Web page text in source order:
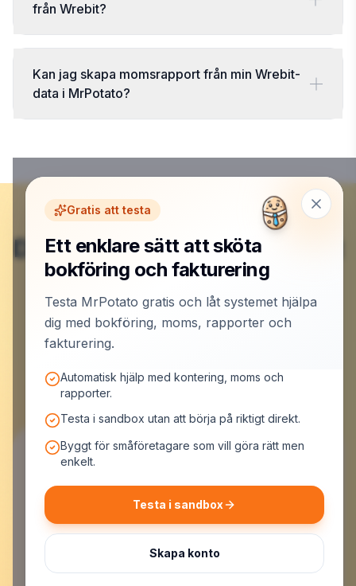
från Wrebit?
Kan jag skapa momsrapport från min Wrebit-
data i MrPotato?
Gratis att testa
Ett enklare sätt att sköta
bokföring och fakturering
Testa MrPotato gratis och låt systemet hjälpa
dig med bokföring, moms, rapporter och
fakturering.
Automatisk hjälp med kontering, moms och
rapporter.
Testa i sandbox utan att börja på riktigt direkt.
Byggt för småföretagare som vill göra rätt men
enkelt.
Testa i sandbox
Skapa konto
Du är klar här – nu börjar det
roliga.
Skapa konto och låt MrPotato jobba
MrPotato AB
Malmskillnadsgatan 44, 111 57 Stockholm
Org.nr: 559523-7099
E-post:support@mrpotato.se